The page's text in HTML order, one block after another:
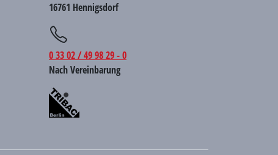
16761 Hennigsdorf
0 33 02 / 49 98 29 - 0
Nach Vereinbarung